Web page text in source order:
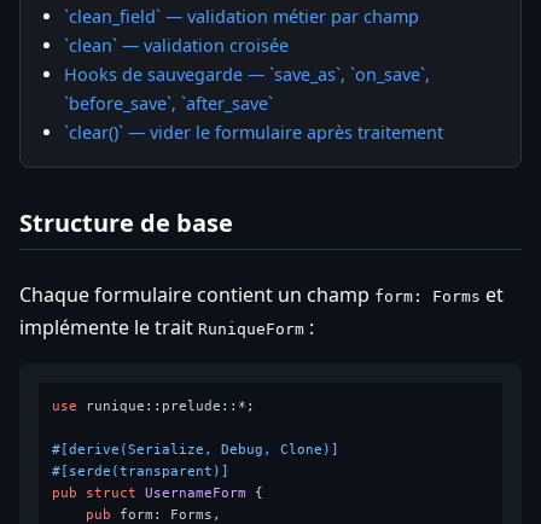
`clean_field` — validation métier par champ
`clean` — validation croisée
Hooks de sauvegarde — `save_as`, `on_save`,
`before_save`, `after_save`
`clear()` — vider le formulaire après traitement
Structure de base
Chaque formulaire contient un champ form: Forms et
implémente le trait RuniqueForm :
use runique::prelude::*;
#[derive(Serialize, Debug, Clone)]
#[serde(transparent)]
pub
struct UsernameForm {
pub form: Forms,